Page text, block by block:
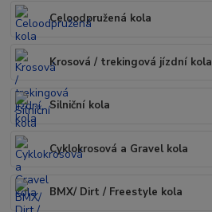
Celoodpružená kola
Krosová / trekingová jízdní kola
Silniční kola
Cyklokrosová a Gravel kola
BMX/ Dirt / Freestyle kola